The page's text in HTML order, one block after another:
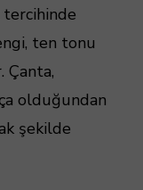
tercihinde
ten tonu
Çanta,
olduğundan
şekilde